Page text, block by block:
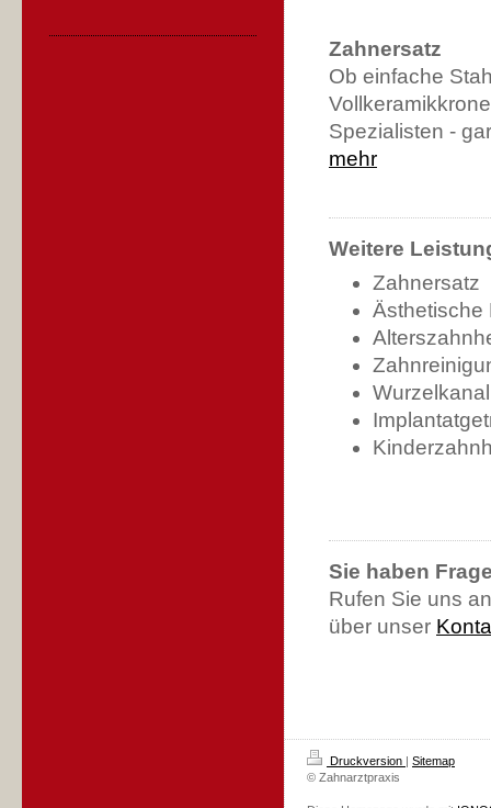
Zahnersatz
Ob einfache
Spezialisten -
mehr
Weitere
Zahnersatz
Ästhetische
Sie haben
Rufen Sie uns
über unser
Druckversion | Sitemap
© Zahnarztpraxis